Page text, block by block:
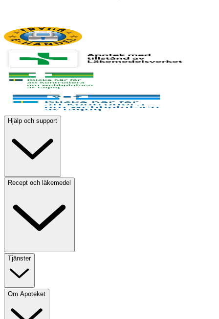
Hjälp och support
Recept och läkemedel
Tjänster
Om Apoteket